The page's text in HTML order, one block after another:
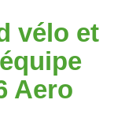
vélo et
Aero